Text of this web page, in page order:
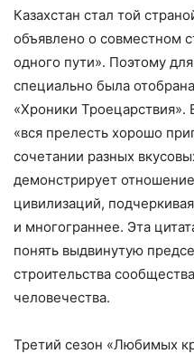
Казахстан стал той
объявлено о совместном
одного пути». Поэтому
специально была
«Хроники Троецарствия».
«вся прелесть хорошо
сочетании разных
демонстрирует
цивилизаций,
и многограннее. Эта
понять выдвинутую
строительства
человечества.
Третий сезон «Любимых